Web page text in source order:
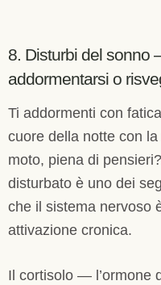
8. Disturbi del sonno
addormentarsi o
Ti addormenti con
cuore della notte con
moto, piena di
disturbato è uno dei
che il sistema nervoso
attivazione cronica.
Il cortisolo — l’ormone